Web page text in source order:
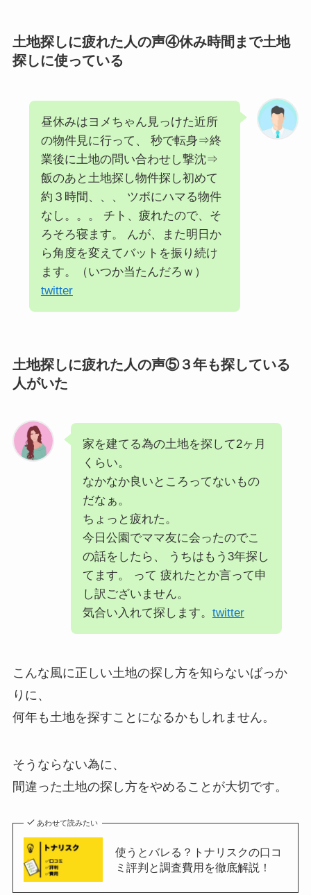
土地探しに疲れた人の声④休み時間まで土地
探しに使っている
昼休みはヨメちゃん見っけた近所
の物件見に行って、 秒で転身⇒終
業後に土地の問い合わせし撃沈⇒
飯のあと土地探し物件探し初めて
約３時間、、、 ツボにハマる物件
なし。。。 チト、疲れたので、そ
ろそろ寝ます。 んが、また明日か
ら角度を変えてバットを振り続け
ます。（いつか当たんだろｗ）
twitter
土地探しに疲れた人の声⑤３年も探している
人がいた
家を建てる為の土地を探して2ヶ月
くらい。
なかなか良いところってないもの
だなぁ。
ちょっと疲れた。
今日公園でママ友に会ったのでこ
の話をしたら、 うちはもう3年探し
てます。 って 疲れたとか言って申
し訳ございません。
気合い入れて探します。 twitter
こんな風に正しい土地の探し方を知らないばっか
りに、
何年も土地を探すことになるかもしれません。
そうならない為に、
間違った土地の探し方をやめることが大切です。
あわせて読みたい
使うとバレる？トナリスクの口コ
ミ評判と調査費用を徹底解説！